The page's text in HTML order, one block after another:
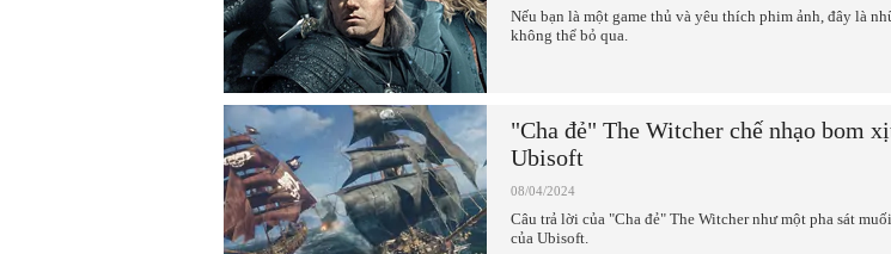
Nếu bạn là một game thủ và yêu thích phim ảnh, đây là
không thể bỏ qua.
"Cha đẻ" The Witcher chế nhạo bom
Ubisoft
08/04/2024
Câu trả lời của "Cha đẻ" The Witcher như một pha sát
của Ubisoft.